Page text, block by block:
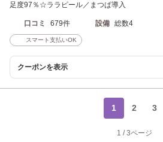
足度97％☆ララピール／まつぱ導入
口コミ 679件 設備 総数4
スマート支払いOK
クーポンを表示
1 2 3
1 / 3ページ